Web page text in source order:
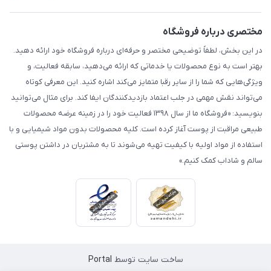
مختصری درباره فروشگاه
در این بخش، لطفاً توضیحی مختصر و حرفه‌ای درباره فروشگاه خود ارائه دهید.
بهتر است به نوع محصولات یا خدماتی که ارائه می‌دهید، سابقه فعالیت، و
ویژگی‌هایی که شما را از سایر رقبا متمایز می‌کند اشاره کنید. این معرفی کوتاه
می‌تواند نقش مهمی در جلب اعتماد بازدیدکنندگان ایفا کند. برای مثال می‌توانید
بنویسید: «فروشگاه ما از سال ۱۳۹۸ فعالیت خود را در زمینه عرضه محصولات
طبیعی مراقبت از پوست آغاز کرده است. کلیه محصولات بدون مواد شیمیایی و با
استفاده از مواد اولیه با کیفیت تهیه می‌شوند تا به مشتریان در داشتن پوستی
سالم و شاداب کمک کنیم.»
ساخت سایت توسط Portal